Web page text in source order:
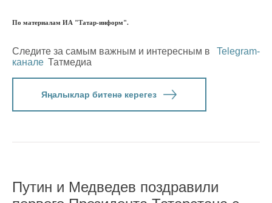
По материалам ИА "Татар-информ".
Следите за самым важным и интересным в
Telegram-
канале Татмедиа
Яңалыклар битенә керегез
Путин и Медведев поздравили